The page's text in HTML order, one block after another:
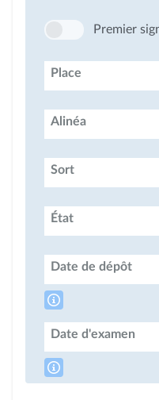
Premier
Place
Alinéa
Sort
État
Date de dépôt
Date d'examen